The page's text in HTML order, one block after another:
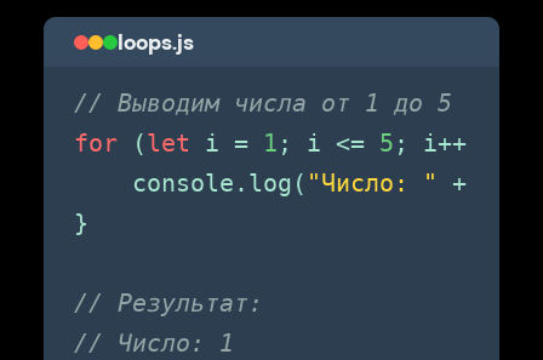
loops.js
// Выводим числа от 1 до 5
for (let i = 1 ; i <= 5 ; i++) {
    console.log(
"Число: "
+ i);
}
// Результат:
// Число: 1